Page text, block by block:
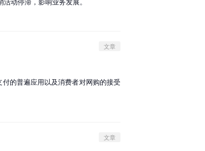
文章
的普遍应用以及消费者对网购的接受
文章